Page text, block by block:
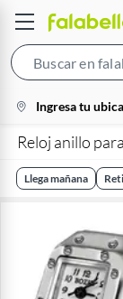
location-
icon
Ingresa tu
Reloj anillo
Llega mañana